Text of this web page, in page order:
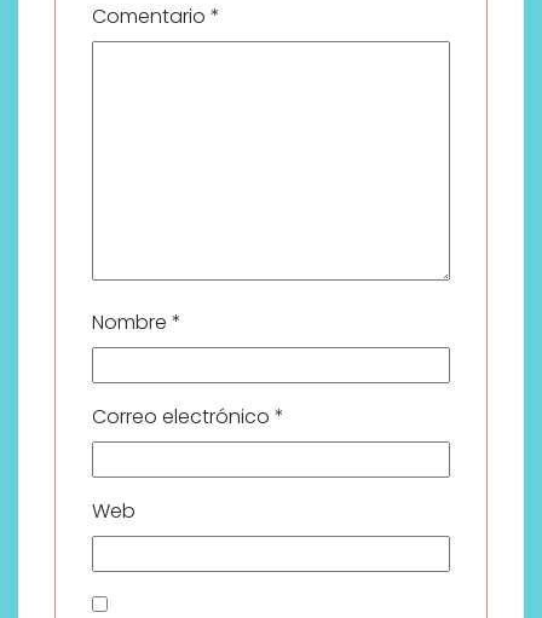
Comentario *
Nombre *
Correo electrónico *
Web